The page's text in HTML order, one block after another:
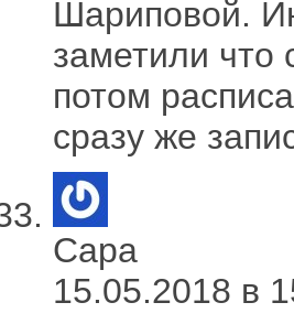
Шариповой.
заметили
потом
сразу же
Сара
15.05.2018 в